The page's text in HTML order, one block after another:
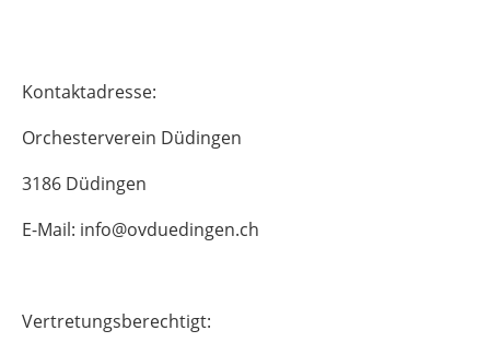
Kontaktadresse:
Orchesterverein Düdingen
3186 Düdingen
E-Mail: info@ovduedingen.ch
Vertretungsberechtigt: